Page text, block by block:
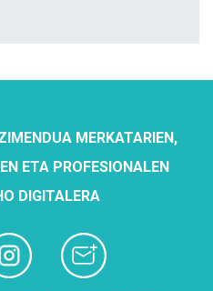
MERKATARIEN,
ETA PROFESIONALEN
DIGITALERA